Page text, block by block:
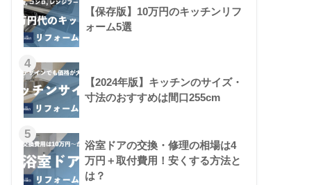
【保存版】10万円のキッチンリフ
ォーム5選
4
【2024年版】キッチンのサイズ・
寸法のおすすめは間口255cm
5
浴室ドアの交換・修理の相場は4
万円＋取付費用！安くする方法と
は？